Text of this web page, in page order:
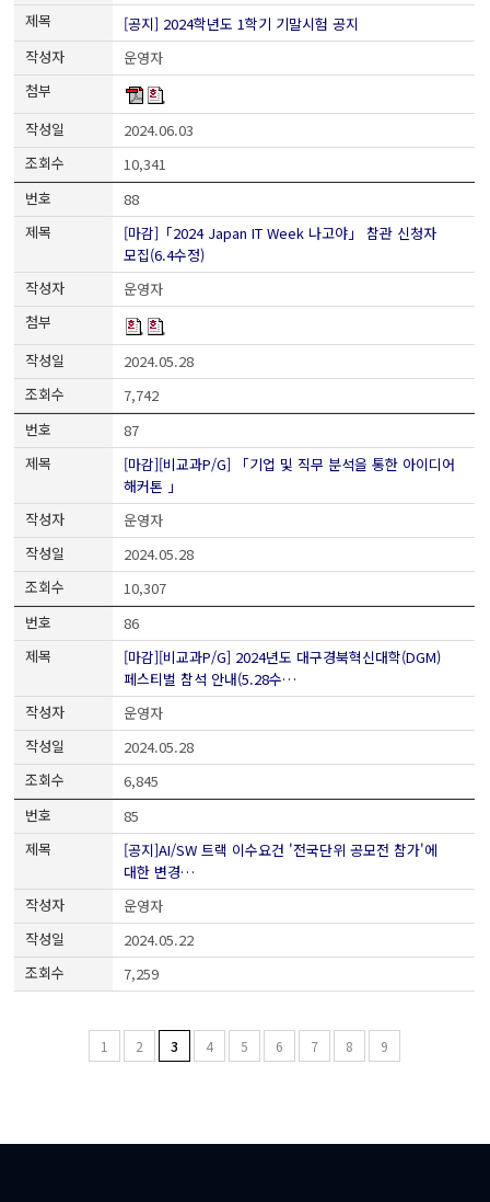
[공지] 2024학년도 1학기 기말시험 공지
운영자
2024.06.03
10,341
88
[마감]「2024 Japan IT Week 나고야」 참관 신청자
모집(6.4수정)
운영자
2024.05.28
7,742
87
[마감][비교과P/G] 「기업 및 직무 분석을 통한 아이디어
해커톤 」
운영자
2024.05.28
10,307
86
[마감][비교과P/G] 2024년도 대구경북혁신대학(DGM)
페스티벌 참석 안내(5.28수…
운영자
2024.05.28
6,845
85
[공지]AI/SW 트랙 이수요건 '전국단위 공모전 참가'에
대한 변경…
운영자
2024.05.22
7,259
1 2 3 4 5 6 7 8 9